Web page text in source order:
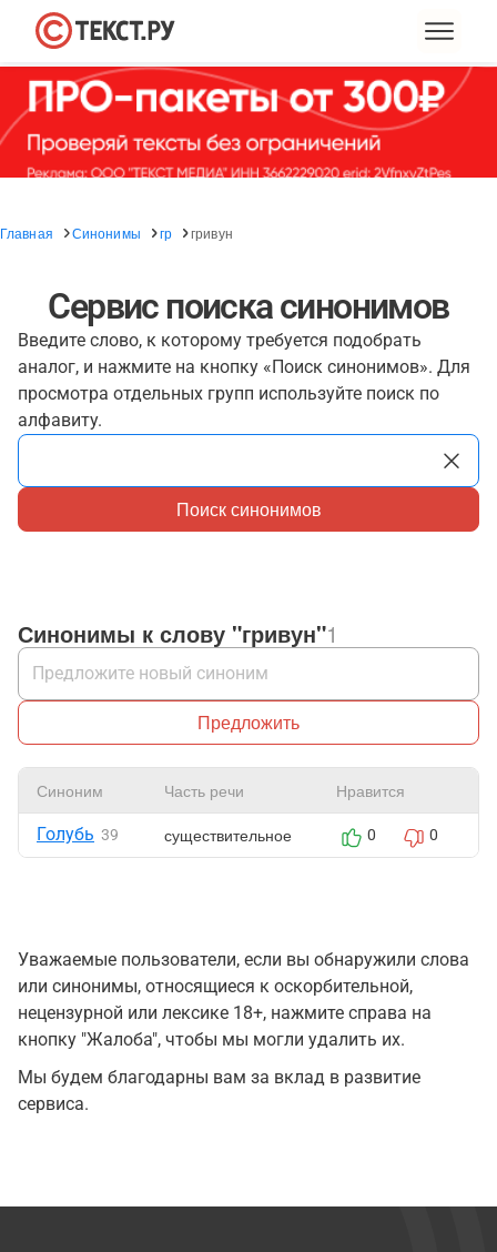
Главная Синонимы гр гривун
Сервис поиска синонимов
Введите слово, к которому требуется подобрать
аналог, и нажмите на кнопку «Поиск синонимов». Для
просмотра отдельных групп используйте поиск по
алфавиту.
Поиск синонимов
Синонимы к слову "гривун"1
Предложить
Синоним Часть речи Нравится
Голубь 39 существительное 0 0
Уважаемые пользователи, если вы обнаружили слова
или синонимы, относящиеся к оскорбительной,
нецензурной или лексике 18+, нажмите справа на
кнопку "Жалоба", чтобы мы могли удалить их.
Мы будем благодарны вам за вклад в развитие
сервиса.